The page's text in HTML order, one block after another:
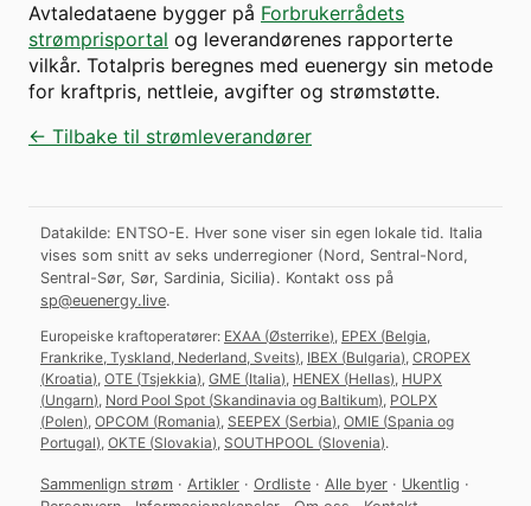
Avtaledataene bygger på Forbrukerrådets
strømprisportal og leverandørenes rapporterte
vilkår. Totalpris beregnes med euenergy sin metode
for kraftpris, nettleie, avgifter og strømstøtte.
← Tilbake til strømleverandører
Datakilde: ENTSO-E. Hver sone viser sin egen lokale tid. Italia
vises som snitt av seks underregioner (Nord, Sentral-Nord,
Sentral-Sør, Sør, Sardinia, Sicilia). Kontakt oss på
sp@euenergy.live.
Europeiske kraftoperatører: EXAA (Østerrike), EPEX (Belgia,
Frankrike, Tyskland, Nederland, Sveits), IBEX (Bulgaria), CROPEX
(Kroatia), OTE (Tsjekkia), GME (Italia), HENEX (Hellas), HUPX
(Ungarn), Nord Pool Spot (Skandinavia og Baltikum), POLPX
(Polen), OPCOM (Romania), SEEPEX (Serbia), OMIE (Spania og
Portugal), OKTE (Slovakia), SOUTHPOOL (Slovenia).
Sammenlign strøm · Artikler · Ordliste · Alle byer · Ukentlig ·